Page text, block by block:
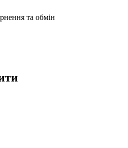
та обмін